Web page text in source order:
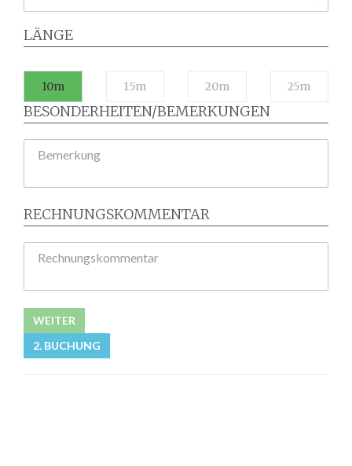
LÄNGE
10m 15m 20m 25m
BESONDERHEITEN/BEMERKUNGEN
Bemerkung
RECHNUNGSKOMMENTAR
Rechnungskommentar
WEITER
2. BUCHUNG